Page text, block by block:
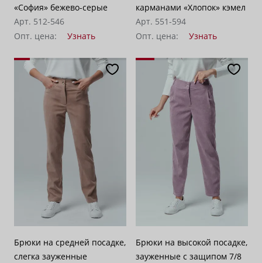
«София» бежево-серые
Арт. 512-546
Опт. цена:
Узнать
карманами «Хлопок» кэмел
Арт. 551-594
Опт. цена:
Узнать
Брюки на средней посадке,
слегка зауженные
Брюки на высокой посадке,
зауженные с защипом 7/8